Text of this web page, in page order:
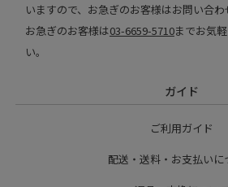
いますので、お急ぎのお客様はお問い合わ
お急ぎのお客様は03-6659-5710までお気
い。
ガイド
ご利用ガイド
配送・送料・お支払いに